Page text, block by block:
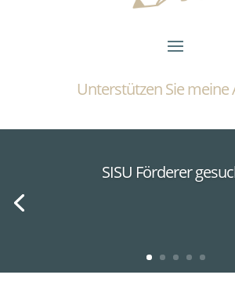
Unterstützen Sie meine
SISU Förderer